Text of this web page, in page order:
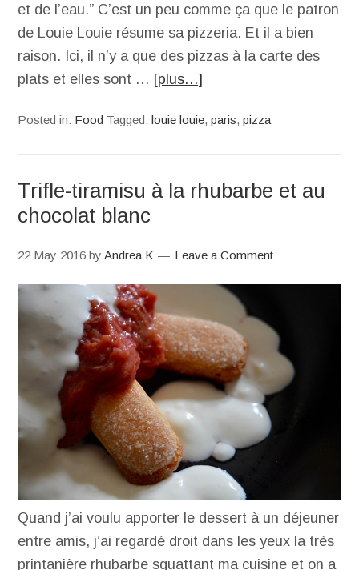
et de l’eau.” C’est un peu comme ça que le patron
de Louie Louie résume sa pizzeria. Et il a bien
raison. Ici, il n’y a que des pizzas à la carte des
plats et elles sont … [plus…]
Posted in: Food Tagged:louie louie,paris,pizza
Trifle-tiramisu à la rhubarbe et au
chocolat blanc
22 May 2016 byAndrea K Leave a Comment
Quand j’ai voulu apporter le dessert à un déjeuner
entre amis, j’ai regardé droit dans les yeux la très
printanière rhubarbe squattant ma cuisine et on a